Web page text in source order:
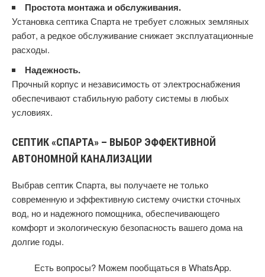
Простота монтажа и обслуживания.
Установка септика Спарта не требует сложных земляных
работ, а редкое обслуживание снижает эксплуатационные
расходы.
Надежность.
Прочный корпус и независимость от электроснабжения
обеспечивают стабильную работу системы в любых
условиях.
СЕПТИК «СПАРТА» – ВЫБОР ЭФФЕКТИВНОЙ
АВТОНОМНОЙ КАНАЛИЗАЦИИ
Выбрав септик Спарта, вы получаете не только
современную и эффективную систему очистки сточных
вод, но и надежного помощника, обеспечивающего
комфорт и экологическую безопасность вашего дома на
долгие годы.
Есть вопросы? Можем пообщаться в WhatsApp.